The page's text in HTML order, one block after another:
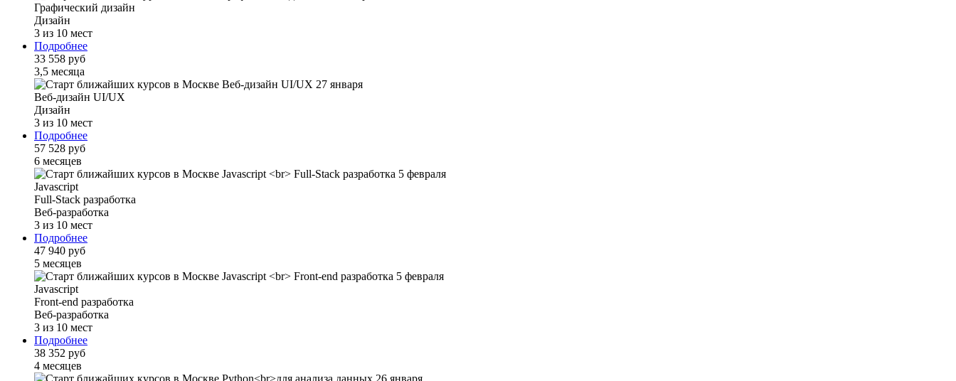
Графический дизайн
Дизайн
3 из 10 мест
Подробнее
33 558 руб
3,5 месяца
Веб-дизайн UI/UX
Дизайн
3 из 10 мест
Подробнее
57 528 руб
6 месяцев
Javascript
Full-Stack разработка
Веб-разработка
3 из 10 мест
Подробнее
47 940 руб
5 месяцев
Javascript
Front-end разработка
Веб-разработка
3 из 10 мест
Подробнее
38 352 руб
4 месяцев